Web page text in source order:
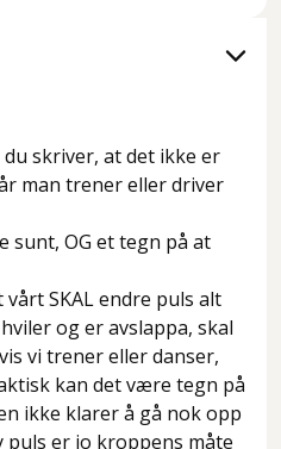
skriver, at det ikke er
man trener eller driver
sunt, OG et tegn på at
SKAL endre puls alt
og er avslappa, skal
vi trener eller danser,
kan det være tegn på
ikke klarer å gå nok opp
er jo kroppens måte